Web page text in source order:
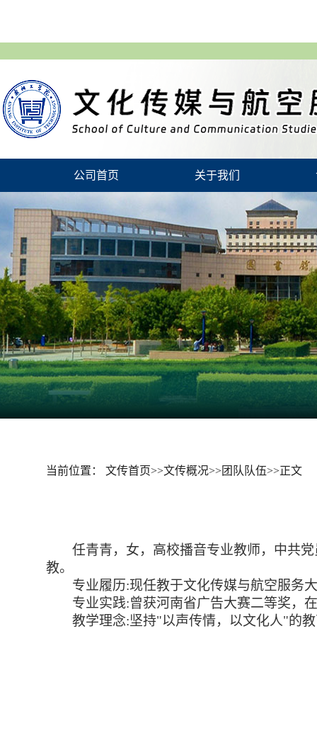
公司首页 关于我们
当前位置： 文传首页>>文传概况>>团队队伍>>正文
任青青，女，高校播音专业教师，中共
教。
专业履历:现任教于文化传媒与航空服务
专业实践:曾获河南省广告大赛二等奖，
教学理念:坚持"以声传情，以文化人"的